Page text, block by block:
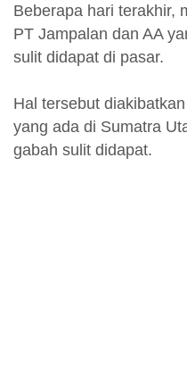
Beberapa hari terakhir,
PT Jampalan dan AA
sulit didapat di pasar.
Hal tersebut
yang ada di Sumatra
gabah sulit didapat.